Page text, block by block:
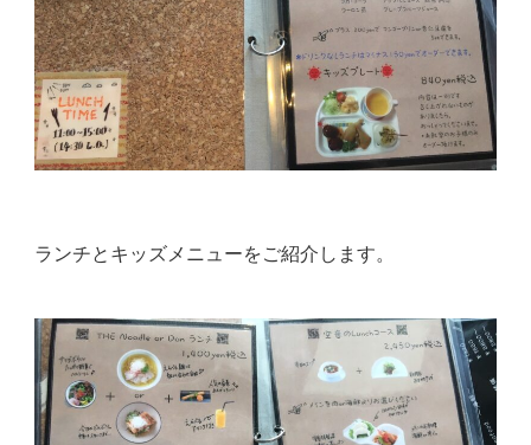
ランチとキッズメニューをご紹介します。